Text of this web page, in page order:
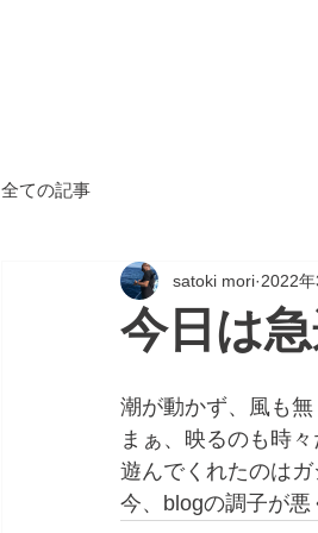
全ての記事
今日は
satoki mori 2022
潮が動かず、風も
まぁ、映るのも時
遊んでくれたのは
今、blogの調子が